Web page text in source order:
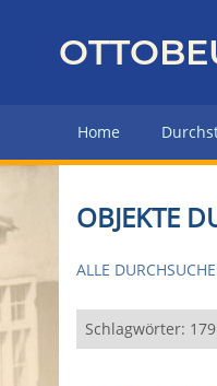
z
r
H
u
p
Home
OBJEKTE
ALLE
Schlagwörter: